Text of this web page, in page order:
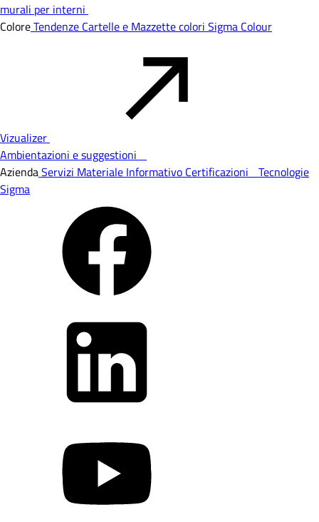
murali per interni
ColoreTendenze Cartelle e Mazzette colori Sigma Colour
Vizualizer
Ambientazioni e suggestioni
AziendaServizi Materiale Informativo Certificazioni Tecnologie
Sigma